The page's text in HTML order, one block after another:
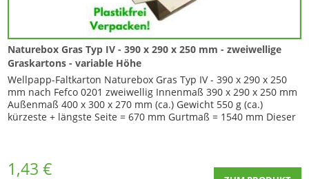
Naturebox Gras Typ IV - 390 x 290 x 250 mm - zweiwellige
Graskartons - variable Höhe
Wellpapp-Faltkarton Naturebox Gras Typ IV - 390 x 290 x 250
mm nach Fefco 0201 zweiwellig Innenmaß 390 x 290 x 250 mm
Außenmaß 400 x 300 x 270 mm (ca.) Gewicht 550 g (ca.)
kürzeste + längste Seite = 670 mm Gurtmaß = 1540 mm Dieser
1,43 €